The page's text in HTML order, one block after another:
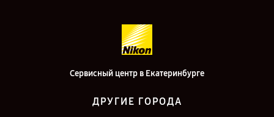
Сервисный центр в Екатеринбурге
ДРУГИЕ ГОРОДА